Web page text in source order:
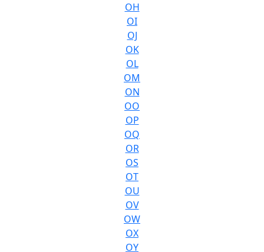
OH
OI
OJ
OK
OL
OM
ON
OO
OP
OQ
OR
OS
OT
OU
OV
OW
OX
OY